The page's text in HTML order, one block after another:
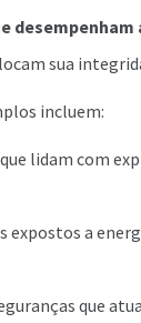
desempenham
sua
incluem:
lidam com
expostos a
que